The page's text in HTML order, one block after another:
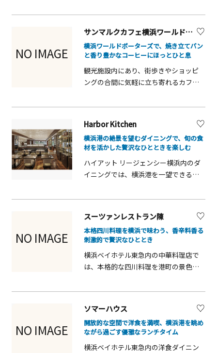
立ち寄りやすく、軽食からしっかりし
くつろげます。都会の喧騒を忘れ、旅
の合間にひと息つける癒しのスポット
です。
NO IMAGE
サンマルクカフェ横浜ワールドポーターズ店
横浜ワールドポーターズで、焼き立てパン
と香り豊かなコーヒーにほっとひと息
観光施設内にあり、街歩きやショッピ
ングの合間に気軽に立ち寄れるカフェ
ーツが揃い、家族連れや友人同士、カ
力。店内は落ち着いた雰囲気で、休憩
や待ち合わせにも最適です。みなとみ
らい観光の途中で、ほっと一息つける
便利なスポットです。
Harbor Kitchen
横浜港の絶景を望むダイニングで、旬の食
材を活かした贅沢なひとときを楽しむ
ハイアット リージェンシー横浜内のダ
イニングでは、横浜港を一望できる開
を楽しめます。朝食からディナーまで
ップル、観光客にも人気です。港町の
景色を眺めながらゆったり過ごせるた
め、観光やショッピングの合間に立ち
寄るのにも最適です。見た目も華やか
な料理やスイーツは写真映えも抜群
NO IMAGE
スーツァンレストラン陳
本格四川料理を横浜で味わう、香辛料香る
刺激的で贅沢なひととき
横浜ベイホテル東急内の中華料理店で
は、本格的な四川料理を港町の景色と
かした料理は観光客にも人気で、ラン
対応。家族や友人との食事にも最適
で、横浜観光の合間に立ち寄りやすい
便利なスポットです。
NO IMAGE
ソマーハウス
開放的な空間で洋食を満喫、横浜港を眺め
ながら過ごす優雅なランチタイム
横浜ベイホテル東急内の洋食ダイニン